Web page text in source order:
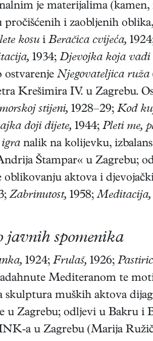
je materijalima
pročišćenih i zaobljenih
kosu i Beračica cvijeća,
1934; Djevojka koja vadi
ostvarenje Njegovateljica ruža
Krešimira IV. u Zagrebu.
stijeni, 1928–29; Kod
doji dijete, 1944; Pleti me,
nalik na kolijevku,
Štampar« u Zagrebu;
oblikovanju aktova i
Zabrinutost, 1958;Meditacija,
javnih spomenika
1924; Frulaš, 1926;
Mediteranom te
skulptura muških aktova
u Zagrebu; odljevi u Bakru i
a u Zagrebu (Marija